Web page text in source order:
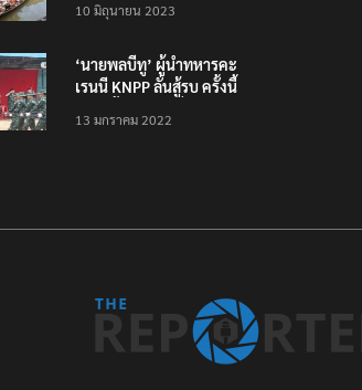
ตักบาตรทางน้ำ
10 มิถุนายน 2023
‘นายพลบีทู’ ผู้นำทหารคะ
เรนนี KNPP ลั่นสู้รบ ครั้งนี้
ประชาชนต้องชนะ
13 มกราคม 2022